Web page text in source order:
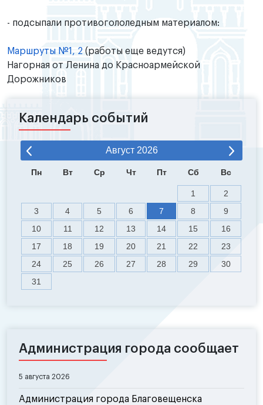
- подсыпали противогололедным материалом:
Маршруты №1, 2 (работы еще ведутся)
Нагорная от Ленина до Красноармейской
Дорожников
Календарь событий
Август 2026
Пн Вт Ср Чт Пт Сб Вс
1
2
3
4 5 6 7 8
9
10
11 12 13 14 15
16
17
18 19 20 21 22
23
24
25 26 27 28 29
30
31
Администрация города сообщает
5 августа 2026
Администрация города Благовещенска